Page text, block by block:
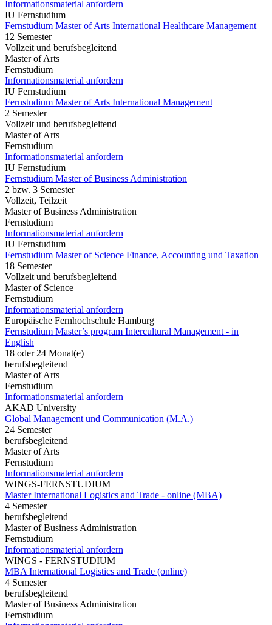
Informationsmaterial anfordern
IU Fernstudium
Fernstudium Master of Arts International Healthcare Management
12 Semester
Vollzeit und berufsbegleitend
Master of Arts
Fernstudium
Informationsmaterial anfordern
IU Fernstudium
Fernstudium Master of Arts International Management
2 Semester
Vollzeit und berufsbegleitend
Master of Arts
Fernstudium
Informationsmaterial anfordern
IU Fernstudium
Fernstudium Master of Business Administration
2 bzw. 3 Semester
Vollzeit, Teilzeit
Master of Business Administration
Fernstudium
Informationsmaterial anfordern
IU Fernstudium
Fernstudium Master of Science Finance, Accounting und Taxation
18 Semester
Vollzeit und berufsbegleitend
Master of Science
Fernstudium
Informationsmaterial anfordern
Europäische Fernhochschule Hamburg
Fernstudium Master’s program Intercultural Management - in
English
18 oder 24 Monat(e)
berufsbegleitend
Master of Arts
Fernstudium
Informationsmaterial anfordern
AKAD University
Global Management und Communication (M.A.)
24 Semester
berufsbegleitend
Master of Arts
Fernstudium
Informationsmaterial anfordern
WINGS-FERNSTUDIUM
Master International Logistics and Trade - online (MBA)
4 Semester
berufsbegleitend
Master of Business Administration
Fernstudium
Informationsmaterial anfordern
WINGS - FERNSTUDIUM
MBA International Logistics and Trade (online)
4 Semester
berufsbegleitend
Master of Business Administration
Fernstudium